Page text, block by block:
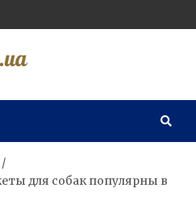
для собак популярны в